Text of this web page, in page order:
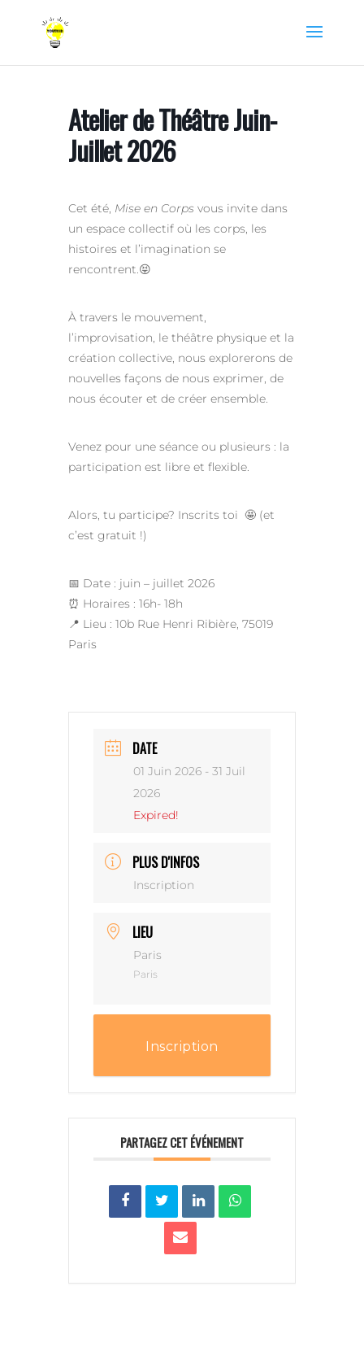
Atelier de Théâtre Juin-
Juillet 2026
Cet été, Mise en Corps vous invite dans
un espace collectif où les corps, les
histoires et l’imagination se
rencontrent.😝
À travers le mouvement,
l’improvisation, le théâtre physique et la
création collective, nous explorerons de
nouvelles façons de nous exprimer, de
nous écouter et de créer ensemble.
Venez pour une séance ou plusieurs : la
participation est libre et flexible.
Alors, tu participe? Inscrits toi 🤩 (et
c’est gratuit !)
📅 Date : juin – juillet 2026
⏰ Horaires : 16h- 18h
📍 Lieu : 10b Rue Henri Ribière, 75019
Paris
DATE
01 Juin 2026 - 31 Juil
2026
Expired!
PLUS D'INFOS
Inscription
LIEU
Paris
Paris
Inscription
PARTAGEZ CET ÉVÉNEMENT